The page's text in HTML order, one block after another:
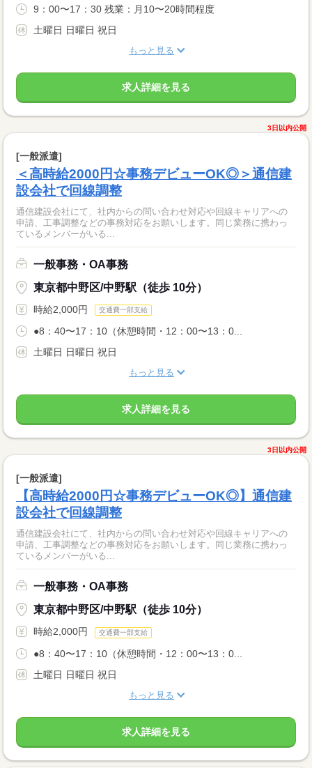
9：00〜17：30 残業：月10〜20時間程度
土曜日 日曜日 祝日
もっと見る
求人詳細を見る
3日以内公開
[一般派遣]
＜高時給2000円☆事務デビューOK◎＞通信建
設会社で回線調整
通信建設会社にて、社内からの問い合わせ対応や回線キャリアへの
申請、工事調整などの事務対応をお願いします。同じ業務に携わっ
ているメンバーがいる...
一般事務・OA事務
東京都中野区/中野駅（徒歩 10分）
時給2,000円 交通費一部支給
●8：40〜17：10（休憩時間・12：00〜13：0...
土曜日 日曜日 祝日
もっと見る
求人詳細を見る
3日以内公開
[一般派遣]
【高時給2000円☆事務デビューOK◎】通信建
設会社で回線調整
通信建設会社にて、社内からの問い合わせ対応や回線キャリアへの
申請、工事調整などの事務対応をお願いします。同じ業務に携わっ
ているメンバーがいる...
一般事務・OA事務
東京都中野区/中野駅（徒歩 10分）
時給2,000円 交通費一部支給
●8：40〜17：10（休憩時間・12：00〜13：0...
土曜日 日曜日 祝日
もっと見る
求人詳細を見る